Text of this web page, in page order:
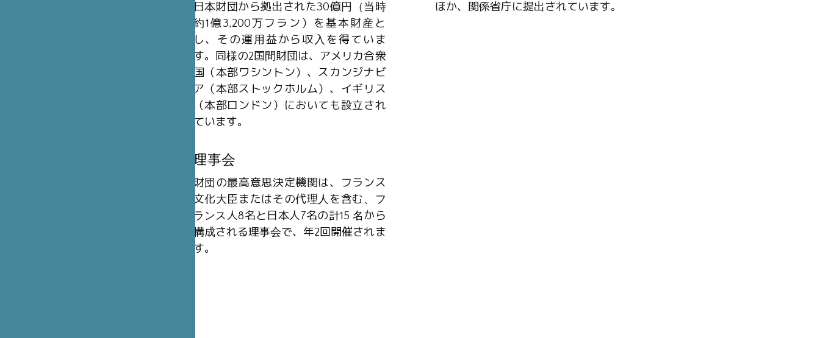
日本財団から拠出された30億円（当時
約1億3,200万フラン）を基本財産と
し、その運用益から収入を得ていま
す。同様の2国間財団は、アメリカ合衆
国（本部ワシントン）、スカンジナビ
ア（本部ストックホルム）、イギリス
（本部ロンドン）においても設立され
ています。
理事会
財団の最高意思決定機関は、フランス
文化大臣またはその代理人を含む、フ
ランス人8名と日本人7名の計15 名から
構成される理事会で、年2回開催されま
す。
ほか、関係省庁に提出されています。